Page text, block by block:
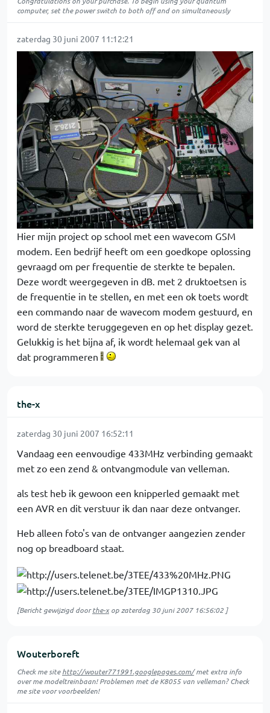
computer, set the power switch to both off and on simultaneously
zaterdag 30 juni 2007 11:12:21
Hier mijn project op school met een wavecom GSM
modem. Een bedrijf heeft om een goedkope oplossing
gevraagd om per frequentie de sterkte te bepalen.
Deze wordt weergegeven in dB. met 2 druktoetsen is
de frequentie in te stellen, en met een ok toets wordt
een commando naar de wavecom modem gestuurd, en
word de sterkte teruggegeven en op het display gezet.
Gelukkig is het bijna af, ik wordt helemaal gek van al
dat programmeren
the-x
zaterdag 30 juni 2007 16:52:11
Vandaag een eenvoudige 433MHz verbinding gemaakt
met zo een zend & ontvangmodule van velleman.
als test heb ik gewoon een knipperled gemaakt met
een AVR en dit verstuur ik dan naar deze ontvanger.
Heb alleen foto's van de ontvanger aangezien zender
nog op breadboard staat.
[Bericht gewijzigd doorthe-xop zaterdag 30 juni 2007 16:56:02 ]
Wouterboreft
Check me sitehttp://wouter771991.googlepages.com/met extra info
over me modeltreinbaan! Problemen met de K8055 van velleman? Check
me site voor voorbeelden!